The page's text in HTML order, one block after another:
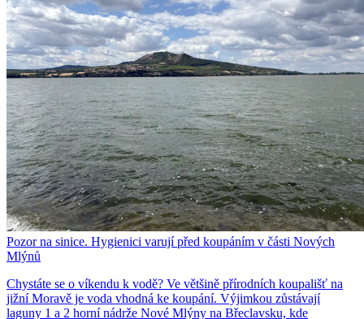
Pozor na sinice. Hygienici varují před koupáním v části Nových
Mlýnů
Chystáte se o víkendu k vodě? Ve většině přírodních koupališť na
jižní Moravě je voda vhodná ke koupání. Výjimkou zůstávají
laguny 1 a 2 horní nádrže Nové Mlýny na Břeclavsku, kde